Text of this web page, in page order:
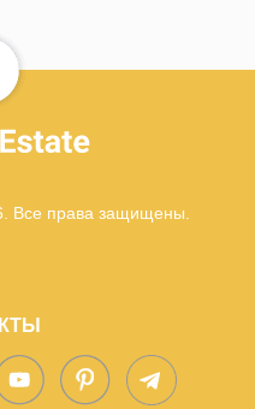
Все права защищены.